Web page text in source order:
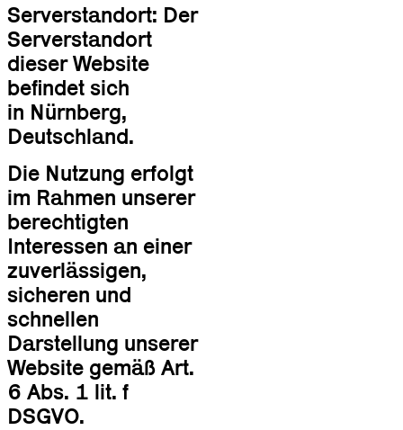
Serverstandort: Der
Serverstandort
dieser Website
befindet sich
in Nürnberg,
Deutschland.
Die Nutzung erfolgt
im Rahmen unserer
berechtigten
Interessen an einer
zuverlässigen,
sicheren und
schnellen
Darstellung unserer
Website gemäß Art.
6 Abs. 1 lit. f
DSGVO.